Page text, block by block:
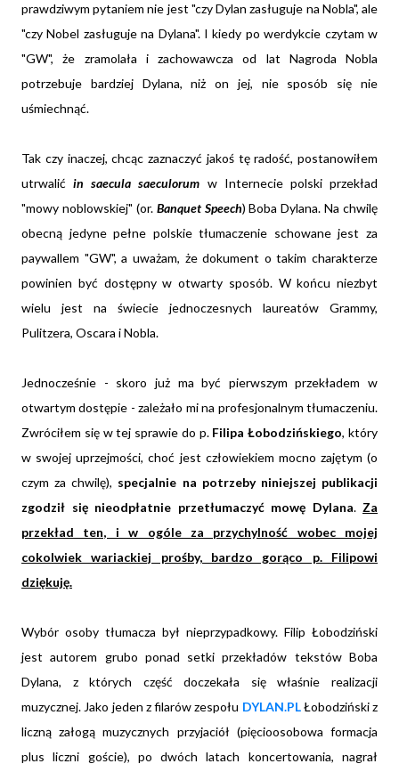
prawdziwym pytaniem nie jest "czy Dylan zasługuje na Nobla", ale
"czy Nobel zasługuje na Dylana". I kiedy po werdykcie czytam w
"GW", że zramolała i zachowawcza od lat Nagroda Nobla
potrzebuje bardziej Dylana, niż on jej, nie sposób się nie
uśmiechnąć.
Tak czy inaczej, chcąc zaznaczyć jakoś tę radość, postanowiłem
utrwalićin saecula saeculorum w Internecie polski przekład
"mowy noblowskiej" (or. Banquet Speech) Boba Dylana. Na chwilę
obecną jedyne pełne polskie tłumaczenie schowane jest za
paywallem "GW", a uważam, że dokument o takim charakterze
powinien być dostępny w otwarty sposób. W końcu niezbyt
wielu jest na świecie jednoczesnych laureatów Grammy,
Pulitzera, Oscara i Nobla.
Jednocześnie - skoro już ma być pierwszym przekładem w
otwartym dostępie - zależało mi na profesjonalnym tłumaczeniu.
Zwróciłem się w tej sprawie do p. Filipa Łobodzińskiego, który
w swojej uprzejmości, choć jest człowiekiem mocno zajętym (o
czym za chwilę), specjalnie na potrzeby niniejszej publikacji
zgodził się nieodpłatnie przetłumaczyć mowę Dylana. Za
przekład ten, i w ogóle za przychylność wobec mojej
cokolwiek wariackiej prośby, bardzo gorąco p. Filipowi
dziękuję.
Wybór osoby tłumacza był nieprzypadkowy. Filip Łobodziński
jest autorem grubo ponad setki przekładów tekstów Boba
Dylana, z których część doczekała się właśnie realizacji
muzycznej. Jako jeden z filarów zespołu DYLAN.PL Łobodziński z
liczną załogą muzycznych przyjaciół (pięcioosobowa formacja
plus liczni goście), po dwóch latach koncertowania, nagrał